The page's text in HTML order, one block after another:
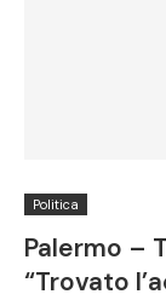
Politica
Palermo –
“Trovato